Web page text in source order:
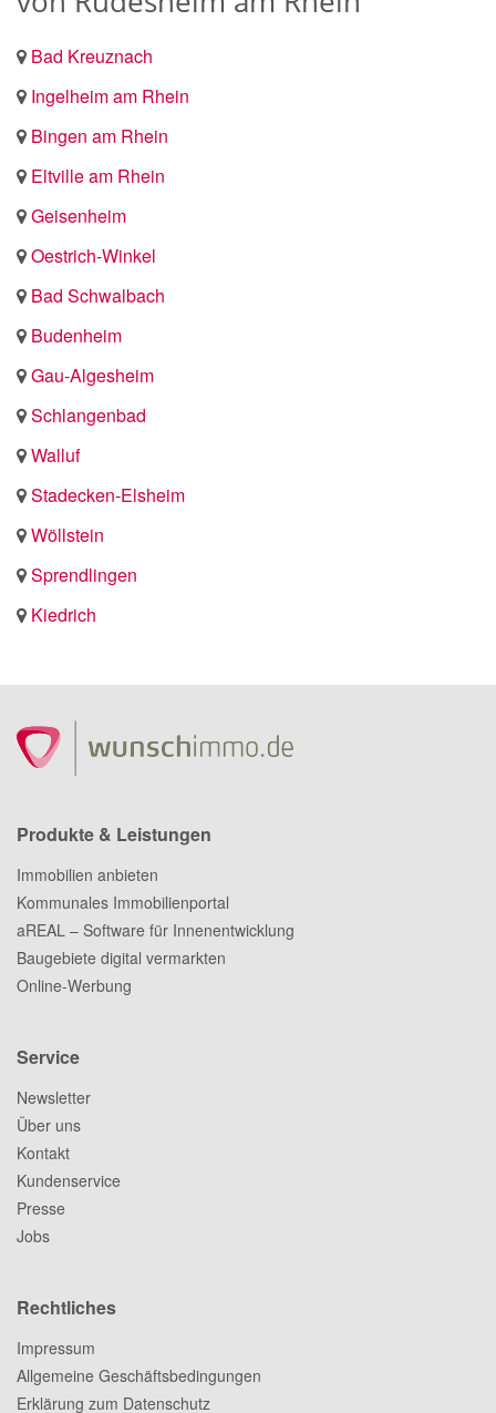
Bad Kreuznach
Ingelheim am Rhein
Bingen am Rhein
Eltville am Rhein
Geisenheim
Oestrich-Winkel
Bad Schwalbach
Budenheim
Gau-Algesheim
Schlangenbad
Walluf
Stadecken-Elsheim
Wöllstein
Sprendlingen
Kiedrich
Produkte & Leistungen
Immobilien anbieten
Kommunales Immobilienportal
aREAL – Software für Innenentwicklung
Baugebiete digital vermarkten
Online-Werbung
Service
Newsletter
Über uns
Kontakt
Kundenservice
Presse
Jobs
Rechtliches
Impressum
Allgemeine Geschäftsbedingungen
Erklärung zum Datenschutz